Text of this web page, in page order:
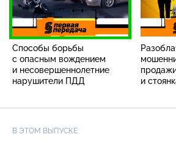
Способы борьбы
с опасным вождением
и несовершеннолетние
нарушители ПДД
и
В ЭТОМ ВЫПУСКЕ: